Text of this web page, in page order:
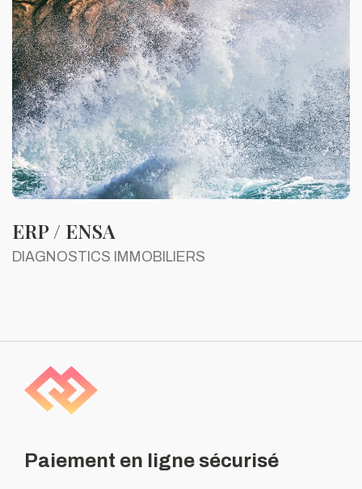
ERP / ENSA
DIAGNOSTICS IMMOBILIERS
Paiement en ligne sécurisé